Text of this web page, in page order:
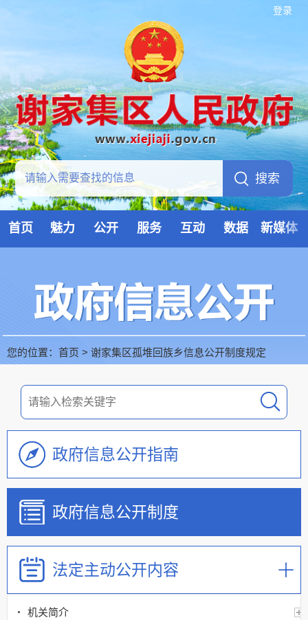
登录
首页 魅力 公开 服务 互动 数据 新媒体
您的位置： 首页 > 谢家集区孤堆回族乡信息公开制度规定
政府信息公开指南
政府信息公开制度
法定主动公开内容
机关简介